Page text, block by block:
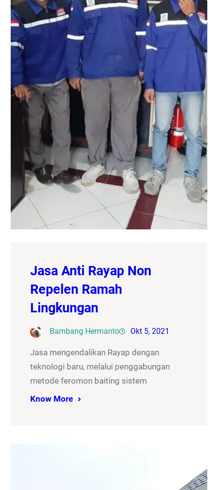
Jasa Anti Rayap Non
Repelen Ramah
Lingkungan
Bambang Hermanto Okt 5, 2021
Jasa mengendalikan Rayap dengan
teknologi baru, melalui penggabungan
metode feromon baiting sistem
Know More